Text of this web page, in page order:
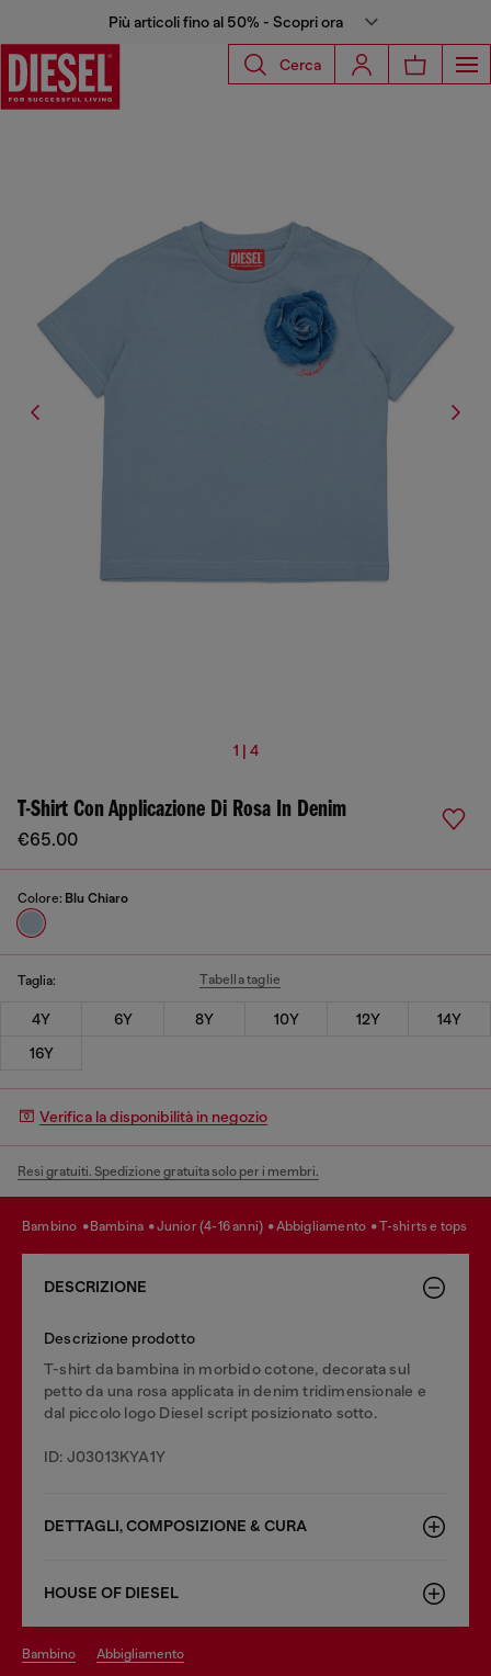
Più articoli fino al 50% - Scopri ora
Cerca
1 | 4
T-Shirt Con Applicazione Di Rosa In Denim
€65.00
Colore: Blu Chiaro
Taglia: Tabella taglie
4Y 6Y 8Y 10Y 12Y
14Y
16Y
Verifica la disponibilità in negozio
Resi gratuiti. Spedizione gratuita solo per i membri.
bambino bambina junior (4-16 anni) abbigliamento t-shirts e tops
DESCRIZIONE
Descrizione prodotto
T-shirt da bambina in morbido cotone, decorata sul
petto da una rosa applicata in denim tridimensionale e
dal piccolo logo Diesel script posizionato sotto.
ID: J03013KYA1Y
DETTAGLI, COMPOSIZIONE & CURA
HOUSE OF DIESEL
bambino abbigliamento